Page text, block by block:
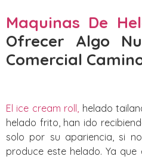
Maquinas De
Ofrecer Algo
Comercial
El ice cream roll, helado
helado frito, han ido
solo por su apariencia, si
produce este helado. Ya que